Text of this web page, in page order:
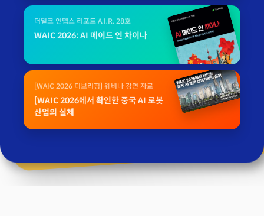
더밀크 인뎁스 리포트 A.I.R. 28호
WAIC 2026: AI 메이드 인 차이나
[WAIC 2026 디브리핑] 웨비나 강연 자료
[WAIC 2026에서 확인한 중국 AI 로봇
산업의 실체